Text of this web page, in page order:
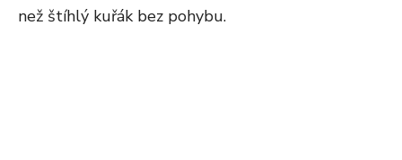
než štíhlý kuřák bez pohybu.